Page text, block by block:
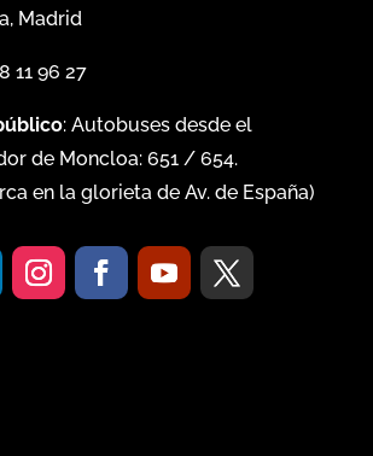
Madrid
11 96 27
: Autobuses desde el
de Moncloa: 651/ 654.
en la glorieta de Av. de España)